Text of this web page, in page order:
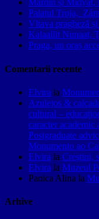
Mardin și Midyat,
Palatul Troja,
Vltava pragheză
Kalaallit Nunaat,
Praga, un oraș
Comentarii recente
Elvira la
Azulejos &
cultural –
caracter
Postgraduate
Monumento ao
Elvira la Creştini,
Elvira la Muzeul
Panica Alina la
Arhive